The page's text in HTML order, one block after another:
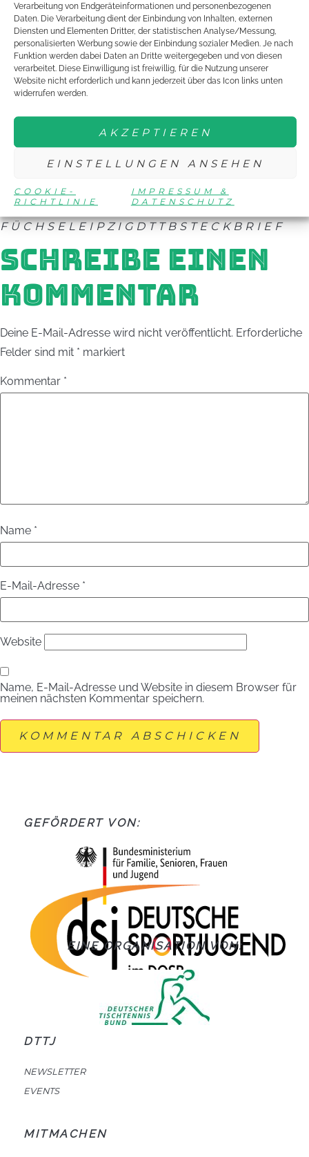
Verarbeitung von Endgeräteinformationen und personenbezogenen
Daten. Die Verarbeitung dient der Einbindung von Inhalten, externen
Diensten und Elementen Dritter, der statistischen Analyse/Messung,
personalisierten Werbung sowie der Einbindung sozialer Medien. Je nach
Funktion werden dabei Daten an Dritte weitergegeben und von diesen
verarbeitet. Diese Einwilligung ist freiwillig, für die Nutzung unserer
Website nicht erforderlich und kann jederzeit über das Icon links unten
widerrufen werden.
AKZEPTIEREN
EINSTELLUNGEN ANSEHEN
COOKIE-
RICHTLINIE
IMPRESSUM &
DATENSCHUTZ
Lust auf mehr Steckbriefe?
MARCO FEHL
SABRINA HOMMEL
Tagged YOUNG STARS TETAKOLINDA
RENNERLEUTZSCHER
FÜCHSELEIPZIGDTTBSTECKBRIEF
SCHREIBE EINEN
KOMMENTAR
Deine E-Mail-Adresse wird nicht veröffentlicht. Erforderliche
Felder sind mit * markiert
Kommentar *
Name *
E-Mail-Adresse *
Website
Name, E-Mail-Adresse und Website in diesem Browser für
meinen nächsten Kommentar speichern.
GEFÖRDERT VON:
EINE ORGANISATION VON:
DTTJ
NEWSLETTER
EVENTS
MITMACHEN